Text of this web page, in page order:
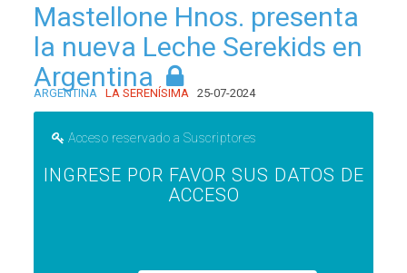
Mastellone Hnos. presenta
la nueva Leche Serekids en
Argentina
ARGENTINA LA SERENÍSIMA 25-07-2024
Acceso reservado a Suscriptores
INGRESE POR FAVOR SUS DATOS DE
ACCESO